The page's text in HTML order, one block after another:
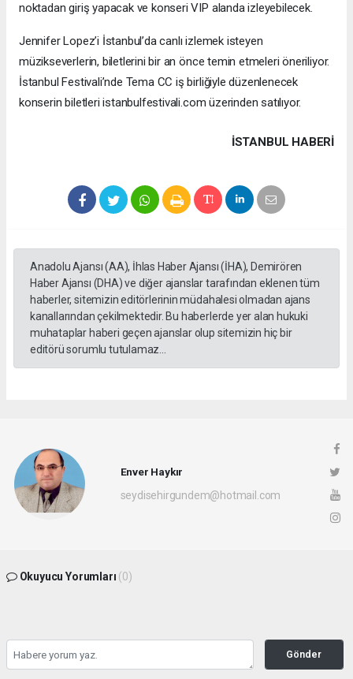
noktadan giriş yapacak ve konseri VIP alanda izleyebilecek.
Jennifer Lopez’i İstanbul’da canlı izlemek isteyen
müzikseverlerin, biletlerini bir an önce temin etmeleri öneriliyor.
İstanbul Festivali’nde Tema CC iş birliğiyle düzenlenecek
konserin biletleri istanbulfestivali.com üzerinden satılıyor.
İSTANBUL HABERİ
Anadolu Ajansı (AA), İhlas Haber Ajansı (İHA), Demirören
Haber Ajansı (DHA) ve diğer ajanslar tarafından eklenen tüm
haberler, sitemizin editörlerinin müdahalesi olmadan ajans
kanallarından çekilmektedir. Bu haberlerde yer alan hukuki
muhataplar haberi geçen ajanslar olup sitemizin hiç bir
editörü sorumlu tutulamaz...
Enver Haykır
seydisehirgundem@hotmail.com
Okuyucu Yorumları (0)
Gönder